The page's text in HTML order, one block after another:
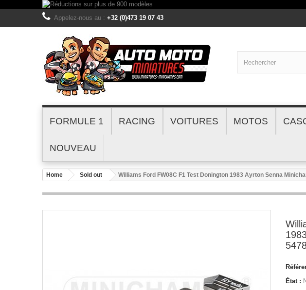
Appelez-nous au : +32 (0)473 19 07 43
FORMULE 1 RACING VOITURES MOTOS
NOUVEAU
Home Sold out Williams Ford FW08C F1 Test Donington 1983 Ayrton Senna
État :